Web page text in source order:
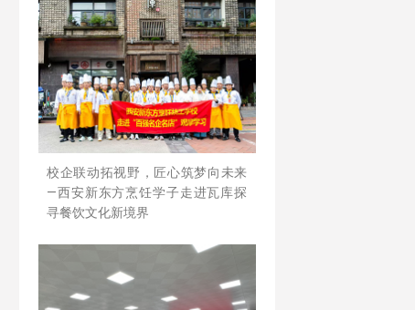
校企联动拓视野，匠心筑梦向未来
—西安新东方烹饪学子走进瓦库探
寻餐饮文化新境界